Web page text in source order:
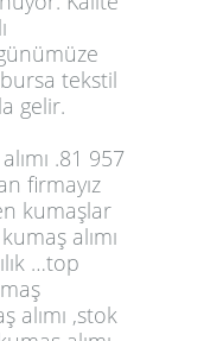
tekstil
gelir.
.81 957
firmayız
kumaşlar
alımı
…top
alımı ,stok